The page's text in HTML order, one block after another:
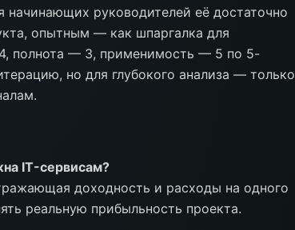
руководителей её достаточно
опытным — как шпаргалка для
полнота — 3, применимость — 5 по 5-
но для глубокого анализа — только
IT-сервисам?
доходность и расходы на одного
реальную прибыльность проекта.